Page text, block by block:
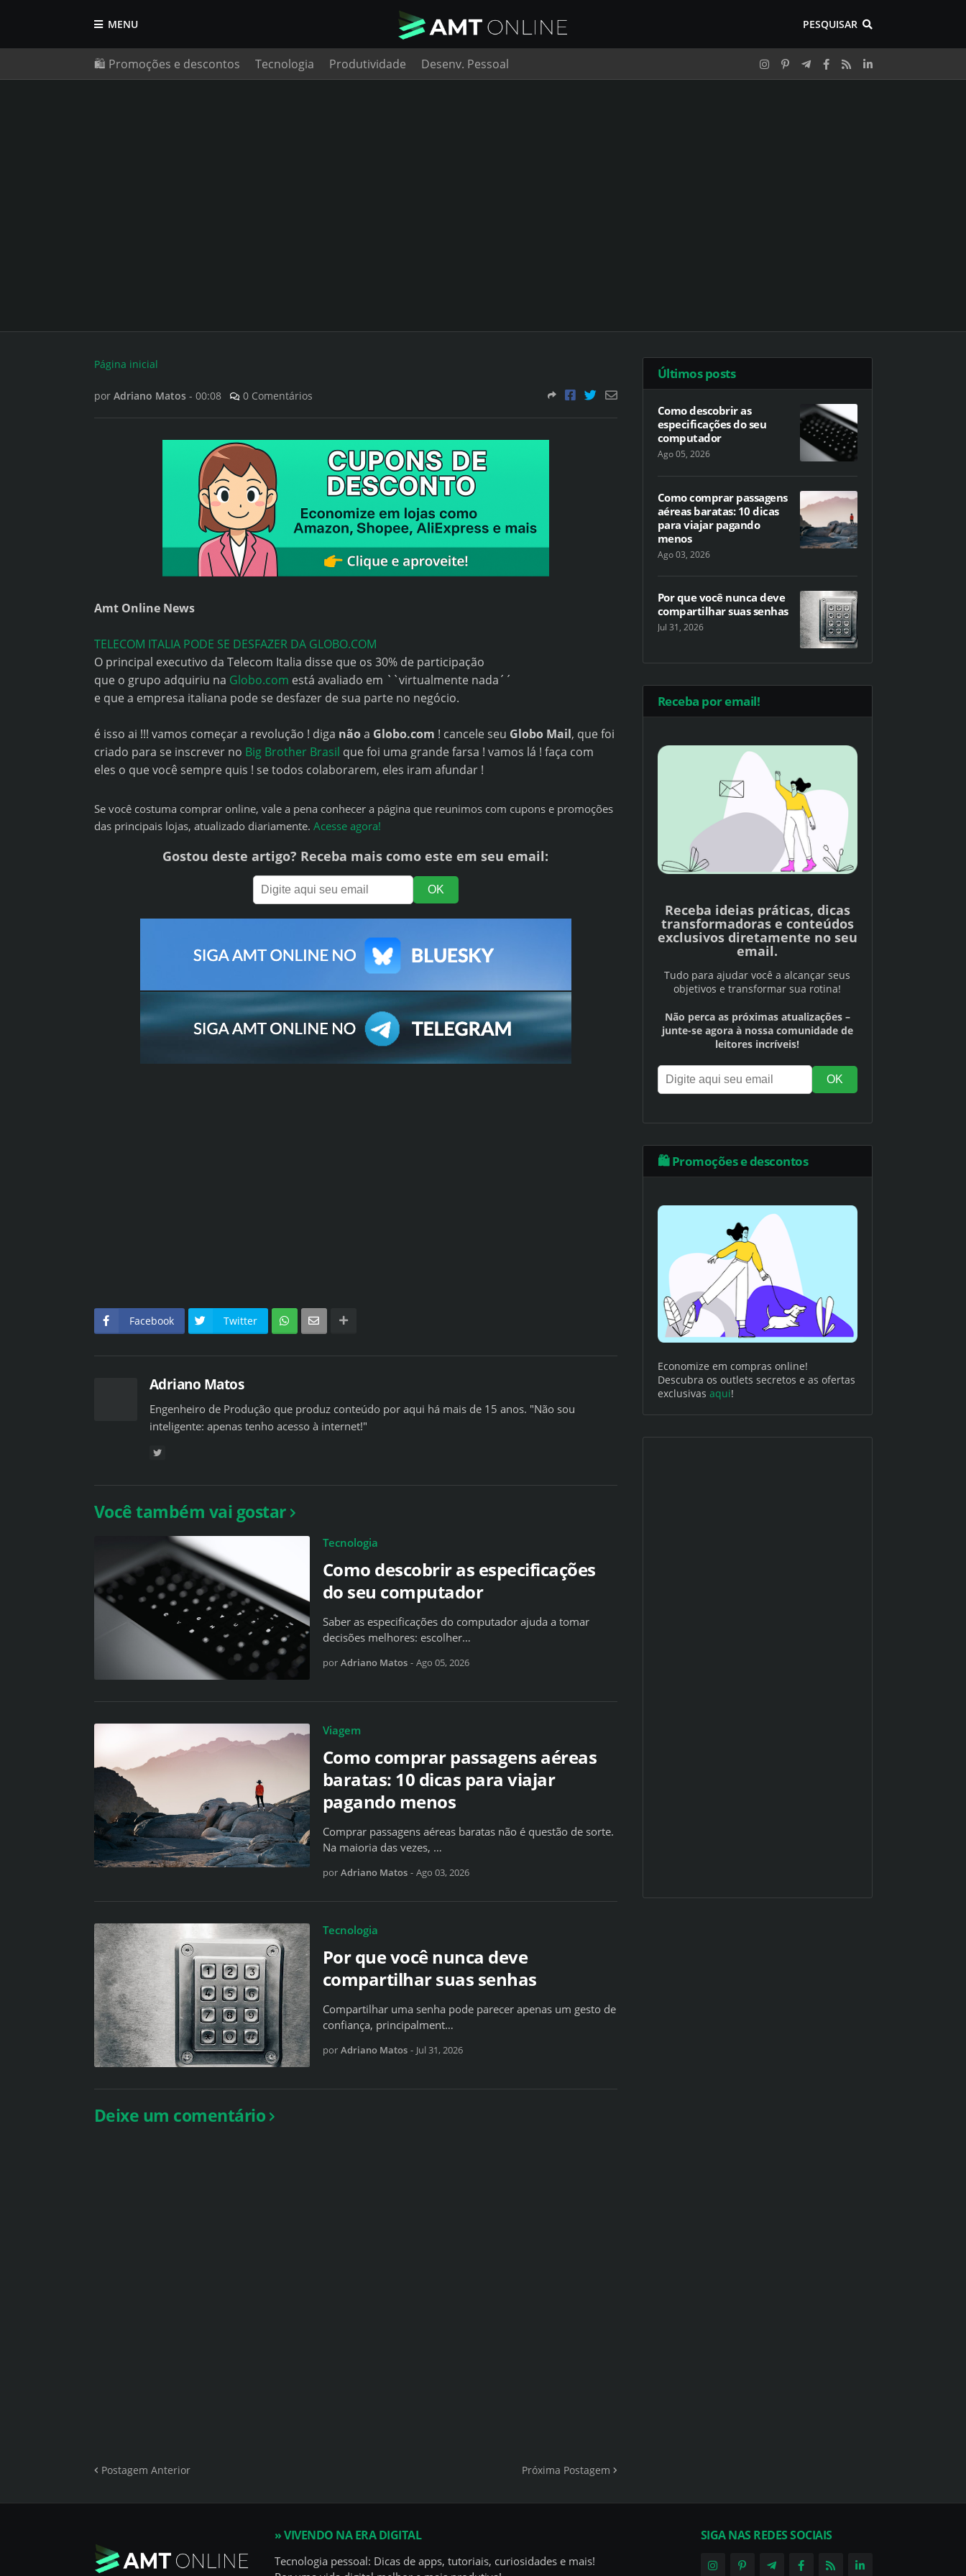
MENU PESQUISAR
🛍️ Promoções e descontos Tecnologia Produtividade Desenv. Pessoal
Página inicial
por Adriano Matos - 00:08 0 Comentários
Amt Online News
TELECOM ITALIA PODE SE DESFAZER DA GLOBO.COM
O principal executivo da Telecom Italia disse que os 30% de participação
que o grupo adquiriu na Globo.com está avaliado em ``virtualmente nada´´
e que a empresa italiana pode se desfazer de sua parte no negócio.
é isso ai !!! vamos começar a revolução ! diga nãoa Globo.com ! cancele seu Globo Mail, que foi
criado para se inscrever no Big Brother Brasil que foi uma grande farsa ! vamos lá ! faça com
eles o que você sempre quis ! se todos colaborarem, eles iram afundar !
Se você costuma comprar online, vale a pena conhecer a página que reunimos com cupons e promoções
das principais lojas, atualizado diariamente. Acesse agora!
Gostou deste artigo? Receba mais como este em seu email:
Facebook Twitter
Adriano Matos
Engenheiro de Produção que produz conteúdo por aqui há mais de 15 anos. "Não sou
inteligente: apenas tenho acesso à internet!"
Você também vai gostar
Tecnologia
Como descobrir as especificações
do seu computador
Saber as especificações do computador ajuda a tomar
decisões melhores: escolher…
por Adriano Matos - Ago 05, 2026
Viagem
Como comprar passagens aéreas
baratas: 10 dicas para viajar
pagando menos
Comprar passagens aéreas baratas não é questão de sorte.
Na maioria das vezes, …
por Adriano Matos - Ago 03, 2026
Tecnologia
Por que você nunca deve
compartilhar suas senhas
Compartilhar uma senha pode parecer apenas um gesto de
confiança, principalment…
por Adriano Matos - Jul 31, 2026
Deixe um comentário
Postagem Anterior Próxima Postagem
Últimos posts
Como descobrir as
especificações do seu
computador
Ago 05, 2026
Como comprar passagens
aéreas baratas: 10 dicas
para viajar pagando
menos
Ago 03, 2026
Por que você nunca deve
compartilhar suas senhas
Jul 31, 2026
Receba por email!
Receba ideias práticas, dicas
transformadoras e conteúdos
exclusivos diretamente no seu
email.
Tudo para ajudar você a alcançar seus
objetivos e transformar sua rotina!
Não perca as próximas atualizações –
junte-se agora à nossa comunidade de
leitores incríveis!
🛍️ Promoções e descontos
Economize em compras online!
Descubra os outlets secretos e as ofertas
exclusivas aqui!
» VIVENDO NA ERA DIGITAL
Tecnologia pessoal: Dicas de apps, tutoriais, curiosidades e mais!
SIGA NAS REDES SOCIAIS